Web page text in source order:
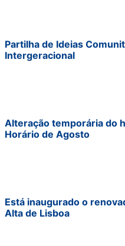
Partilha de Ideias
Intergeracional
Alteração temporária do
Horário de Agosto
Está inaugurado o
Alta de Lisboa